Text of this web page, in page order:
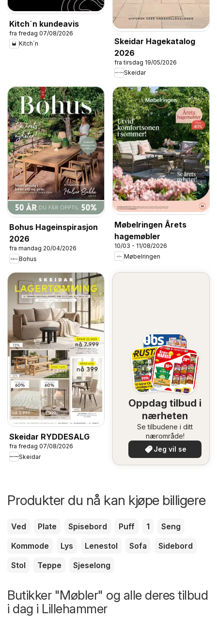
Kitch´n kundeavis
fra fredag 07/08/2026
Kitch´n
Skeidar Hagekatalog
2026
fra tirsdag 19/05/2026
Skeidar
Bohus Hageinspirasjon
2026
fra mandag 20/04/2026
Bohus
Møbelringen Årets
hagemøbler
10/03 - 11/08/2026
Møbelringen
Skeidar RYDDESALG
fra fredag 07/08/2026
Skeidar
Oppdag tilbud i
nærheten
Se tilbudene i ditt
nærområde!
Jeg vil se
Produkter du nå kan kjøpe billigere
Ved Plate Spisebord Puff 1
Seng
Kommode
Lys Lenestol Sofa
Sidebord
Stol
Teppe Sjeselong
Butikker "Møbler" og alle deres tilbud
i dag i Lillehammer